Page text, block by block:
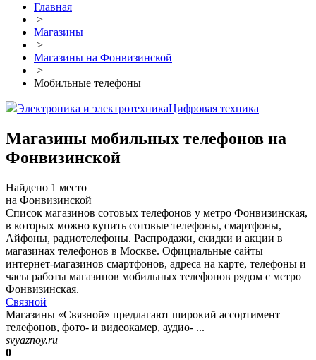
Главная
>
Магазины
>
Магазины на Фонвизинской
>
Мобильные телефоны
Электроника и электротехникаЦифровая техника
Магазины мобильных телефонов на
Фонвизинской
Найдено 1 место
на Фонвизинской
Список магазинов сотовых телефонов у метро Фонвизинская,
в которых можно купить сотовые телефоны, смартфоны,
Айфоны, радиотелефоны. Распродажи, скидки и акции в
магазинах телефонов в Москве. Официальные сайты
интернет-магазинов смартфонов, адреса на карте, телефоны и
часы работы магазинов мобильных телефонов рядом с метро
Фонвизинская.
Связной
Магазины «Связной» предлагают широкий ассортимент
телефонов, фото- и видеокамер, аудио- ...
svyaznoy.ru
0